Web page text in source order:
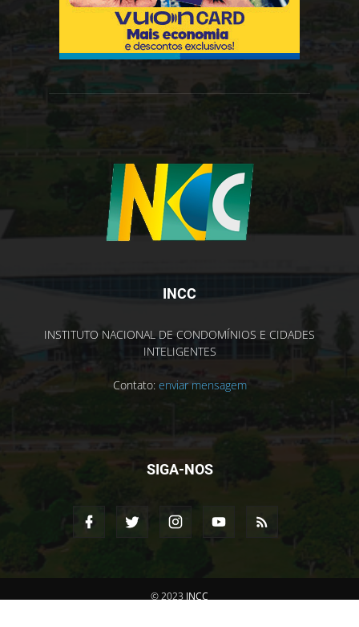
INCC
INSTITUTO NACIONAL DE CONDOMÍNIOS E CIDADES
INTELIGENTES
Contato: enviar mensagem
SIGA-NOS
© 2023 INCC